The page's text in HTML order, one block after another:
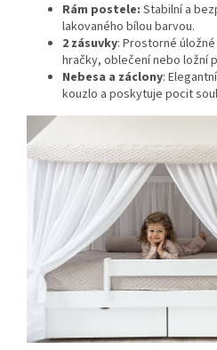
Rám postele: Stabilní a
lakovaného bílou barvou.
2 zásuvky: Prostorné
hračky, oblečení nebo ložní
Nebesa a záclony:
kouzlo a poskytuje pocit